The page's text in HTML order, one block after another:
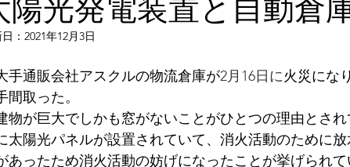
印刷 通信
チ 無形資産評価
陽光発電装置と自動倉
： 2021年12月3日
手通販会社アスクルの物流倉庫が2月16日に火災にな
間取った。
物が巨大でしかも窓がないことがひとつの理由とさ
太陽光パネルが設置されていて、消火活動のために
あったため消火活動の妨げになったことが挙げられて